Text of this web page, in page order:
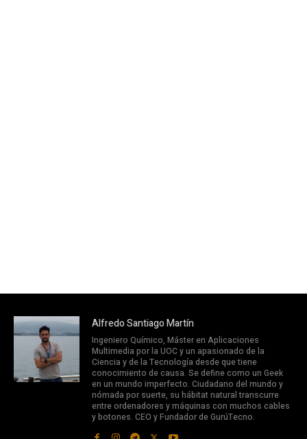
Alfredo Santiago Martín
Ingeniero Químico, Máster en Aplicaciones
Multimedia por la UOC y un apasionado de la
Ciencia y de la Tecnología desde que tiene
conocimiento de causa. Se define como un Geek
en un mundo imperfecto. Ciudadano del mundo y
nómada por suerte, su hábitat natural transcurre
entre ordenadores y máquinas con muchos cables
y botones. CEO y Fundador de GurúTecno.